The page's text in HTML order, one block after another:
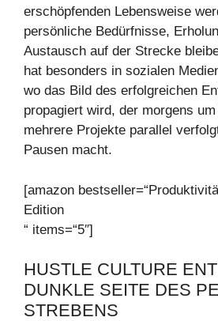
erschöpfenden Lebensweise
persönliche Bedürfnisse,
Austausch auf der Strecke
hat besonders in sozialen
wo das Bild des erfolgreichen
propagiert wird, der morgens
mehrere Projekte parallel
Pausen macht.
[amazon
Edition
“ items=“5″]
HUSTLE CULTURE
DUNKLE SEITE DES
STREBENS